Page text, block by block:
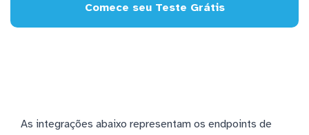
Comece seu Teste Grátis
As integrações abaixo representam os endpoints de